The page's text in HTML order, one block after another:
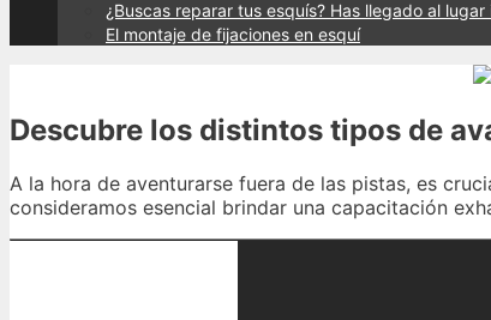
¿Buscas reparar tus esquís? Has llegado al
El montaje de fijaciones en esquí
Descubre los distintos tipos de
A la hora de aventurarse fuera de las pistas, es
consideramos esencial brindar una capacitación